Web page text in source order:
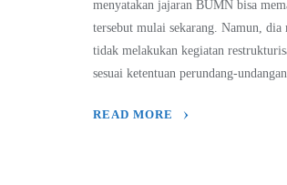
menyatakan jajaran BUMN bisa
tersebut mulai sekarang. Namun, dia
tidak melakukan kegiatan
sesuai ketentuan perundang-
READ MORE